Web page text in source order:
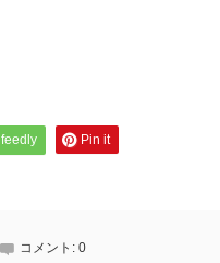
feedly Pin it
コメント: 0